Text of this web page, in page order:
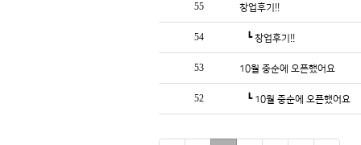
55 창업후기!!
54 ┗창업후기!!
53 10월 중순에 오픈했어요
52 ┗ 10월 중순에 오픈했어요